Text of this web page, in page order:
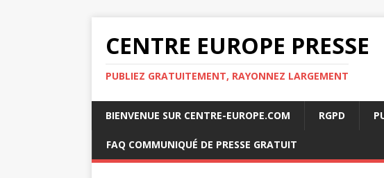
CENTRE EUROPE PRESSE
PUBLIEZ GRATUITEMENT, RAYONNEZ LARGEMENT
BIENVENUE SUR CENTRE-EUROPE.COM RGPD
FAQ COMMUNIQUÉ DE PRESSE GRATUIT